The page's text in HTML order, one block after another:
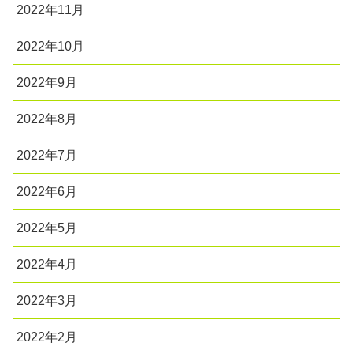
2022年11月
2022年10月
2022年9月
2022年8月
2022年7月
2022年6月
2022年5月
2022年4月
2022年3月
2022年2月